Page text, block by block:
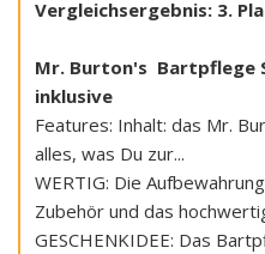
Vergleichsergebnis: 3.
Mr. Burton's Bartpflege
inklusive
Features: Inhalt: das Mr.
alles, was Du zur...
WERTIG: Die
Zubehör und das
GESCHENKIDEE: Das